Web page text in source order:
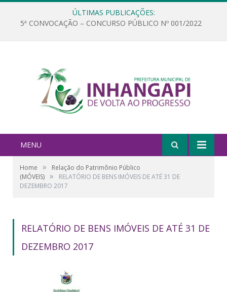
ÚLTIMAS PUBLICAÇÕES:
5ª CONVOCAÇÃO – CONCURSO PÚBLICO Nº 001/2022
MENU
Home »
Relação do Patrimônio Público
(MÓVEIS) »
RELATÓRIO DE BENS IMÓVEIS DE ATÉ 31 DE
DEZEMBRO 2017
RELATÓRIO DE BENS IMÓVEIS DE ATÉ 31 DE
DEZEMBRO 2017